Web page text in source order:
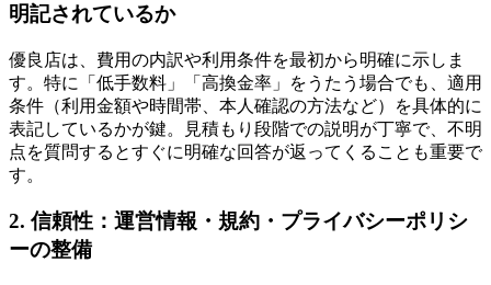
明記されているか
優良店は、費用の内訳や利用条件を最初から明確に示しま
す。特に「低手数料」「高換金率」をうたう場合でも、適用
条件（利用金額や時間帯、本人確認の方法など）を具体的に
表記しているかが鍵。見積もり段階での説明が丁寧で、不明
点を質問するとすぐに明確な回答が返ってくることも重要で
す。
2. 信頼性：運営情報・規約・プライバシーポリシ
ーの整備